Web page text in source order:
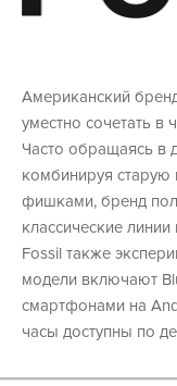
Американский
уместно сочетать в
Часто обращаясь в
комбинируя
фишками, бренд
классические
Fossil также
модели включают
смартфонами на
часы доступны по